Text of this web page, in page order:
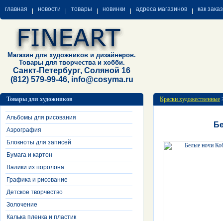
главная новости товары новинки адреса магазинов как
Магазин для художников и дизайнеров.
Товары для творчества и хобби.
Санкт-Петербург, Соляной 16
(812) 579-99-46, info@cosyma.ru
Товары для художников
Альбомы для рисования
Аэрография
Блокноты для записей
Бумага и картон
Валики из поролона
Графика и рисование
Детское творчество
Золочение
Калька пленка и пластик
Краски художественные